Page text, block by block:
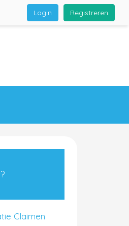
Registreren
Login
Claimen